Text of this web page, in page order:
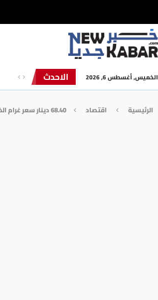
الخميس, أغسطس 6, 2026 الاحدث
الرئيسية ⁠اقتصاد 68.40 دينار سعر غرام الذهب محليا